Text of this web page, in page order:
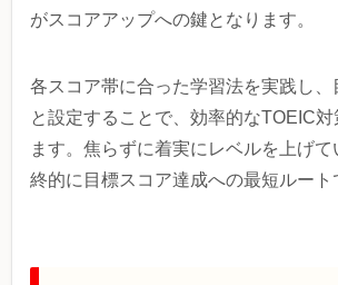
がスコアアップへの鍵となります。
各スコア帯に合った学習法を実践し、
と設定することで、効率的なTOEIC対
ます。焦らずに着実にレベルを上げ
終的に目標スコア達成への最短ルート